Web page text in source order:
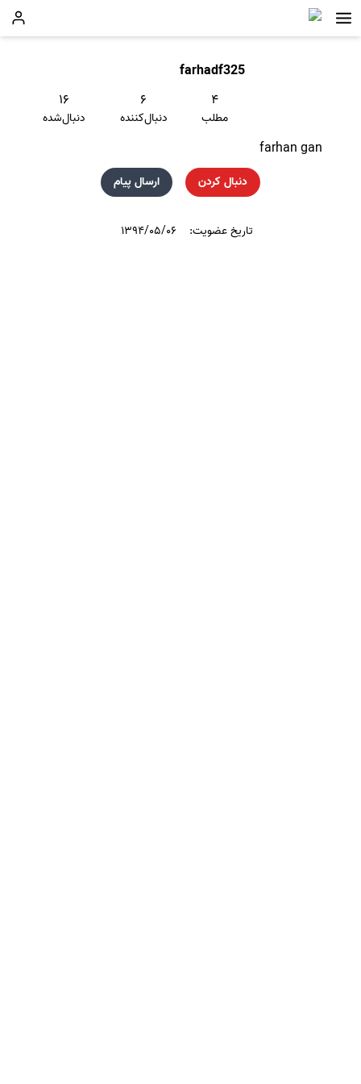
farhadf325
۴
مطلب
۶
دنبال‌کننده
۱۶
دنبال‌شده
farhan gan
دنبال کردن ارسال پیام
تاریخ عضویت: ۱۳۹۴/۰۵/۰۶